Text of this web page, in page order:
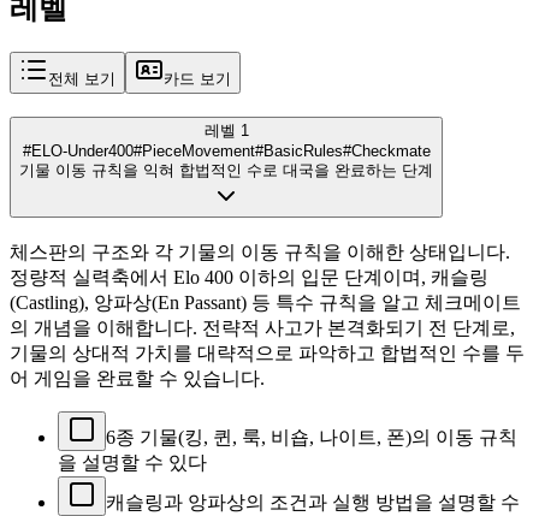
레벨
전체 보기 카드 보기
레벨 1
#ELO-Under400#PieceMovement#BasicRules#Checkmate
기물 이동 규칙을 익혀 합법적인 수로 대국을 완료하는 단계
체스판의 구조와 각 기물의 이동 규칙을 이해한 상태입니다.
정량적 실력축에서 Elo 400 이하의 입문 단계이며, 캐슬링
(Castling), 앙파상(En Passant) 등 특수 규칙을 알고 체크메이트
의 개념을 이해합니다. 전략적 사고가 본격화되기 전 단계로,
기물의 상대적 가치를 대략적으로 파악하고 합법적인 수를 두
어 게임을 완료할 수 있습니다.
6종 기물(킹, 퀸, 룩, 비숍, 나이트, 폰)의 이동 규칙
을 설명할 수 있다
캐슬링과 앙파상의 조건과 실행 방법을 설명할 수